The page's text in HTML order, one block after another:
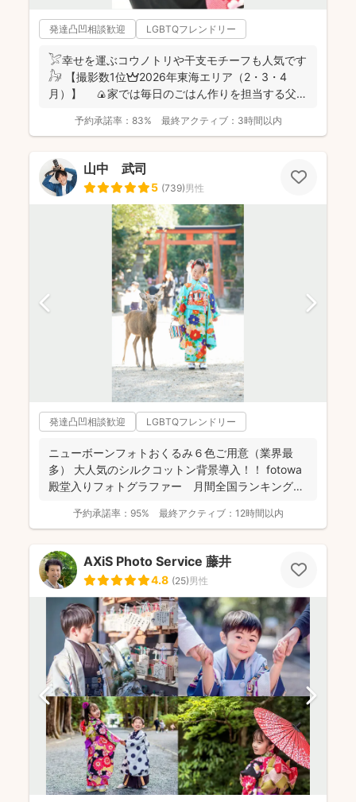
発達凸凹相談歓迎 LGBTQフレンドリー
𓅯幸せを運ぶコウノトリや干支モチーフも人気です
𓃗 【撮影数1位👑2026年東海エリア（2・3・4
月）】 🍙家では毎日のごはん作りを担当する父で
予約承諾率： 83% 最終アクティブ： 3時間以内
山中 武司
5 (739)男性
発達凸凹相談歓迎 LGBTQフレンドリー
ニューボーンフォトおくるみ６色ご用意（業界最
多） 大人気のシルクコットン背景導入！！ fotowa
殿堂入りフォトグラファー 月間全国ランキング１
予約承諾率： 95% 最終アクティブ： 12時間以内
AXiS Photo Service 藤井
4.8 (25)男性